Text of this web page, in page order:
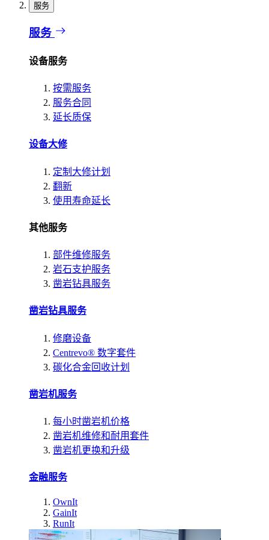
服务
服务
设备服务
按需服务
服务合同
延长质保
设备大修
定制大修计划
翻新
使用寿命延长
其他服务
部件维修服务
岩石支护服务
凿岩钻具服务
凿岩钻具服务
修磨设备
Centrevo® 数字套件
碳化合金回收计划
凿岩机服务
每小时凿岩机价格
凿岩机维修和耐用套件
凿岩机更换和升级
金融服务
OwnIt
GainIt
RunIt